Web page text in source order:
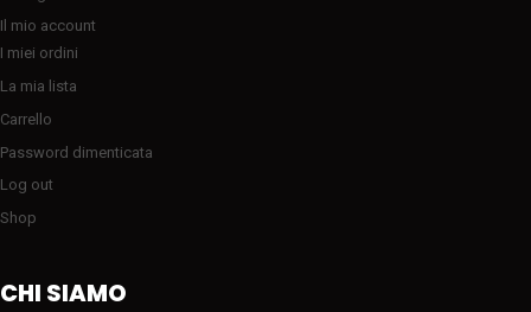
Il mio account
I miei ordini
La mia lista
Carrello
Password dimenticata
Log out
Shop
CHI SIAMO